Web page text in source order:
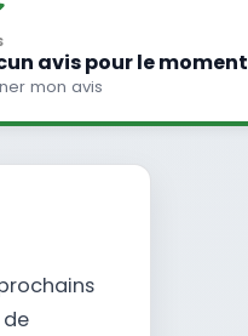
avis pour le moment
mon avis